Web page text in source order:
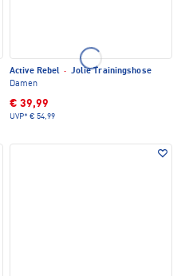
Active Rebel · Jolie Trainingshose
Damen
€ 39,99
UVP* € 54,99